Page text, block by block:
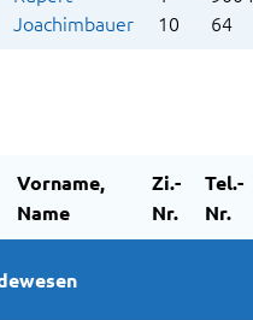
Joachimbauer
10
64
Vorname,
Name
Zi.-
Nr.
Tel.-
Nr.